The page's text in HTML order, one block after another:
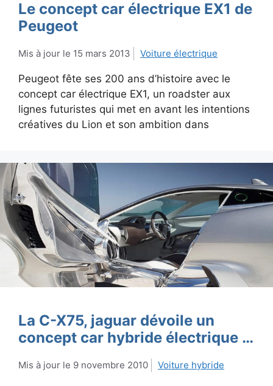
Le concept car électrique EX1 de
Peugeot
15 mars 2013 Voiture électrique
Peugeot fête ses 200 ans d’histoire avec le
concept car électrique EX1, un roadster aux
lignes futuristes qui met en avant les intentions
créatives du Lion et son ambition dans
La C-X75, jaguar dévoile un
concept car hybride électrique …
9 novembre 2010 Voiture hybride